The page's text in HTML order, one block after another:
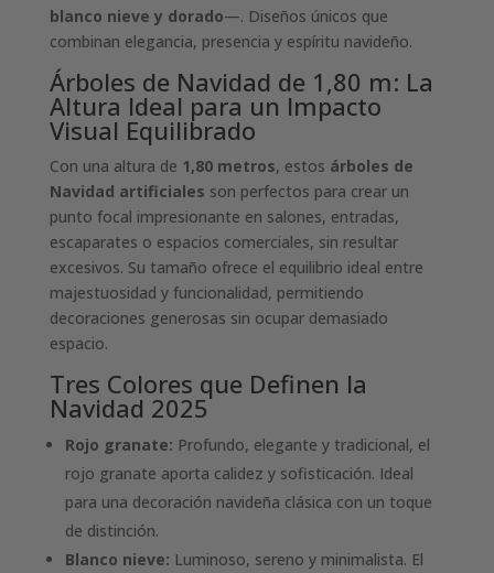
blanco nieve y dorado—. Diseños únicos que
combinan elegancia, presencia y espíritu navideño.
Árboles de Navidad de 1,80 m: La
Altura Ideal para un Impacto
Visual Equilibrado
Con una altura de 1,80 metros, estos árboles de
Navidad artificiales son perfectos para crear un
punto focal impresionante en salones, entradas,
escaparates o espacios comerciales, sin resultar
excesivos. Su tamaño ofrece el equilibrio ideal entre
majestuosidad y funcionalidad, permitiendo
decoraciones generosas sin ocupar demasiado
espacio.
Tres Colores que Definen la
Navidad 2025
Rojo granate: Profundo, elegante y tradicional, el
rojo granate aporta calidez y sofisticación. Ideal
para una decoración navideña clásica con un toque
de distinción.
Blanco nieve: Luminoso, sereno y minimalista. El